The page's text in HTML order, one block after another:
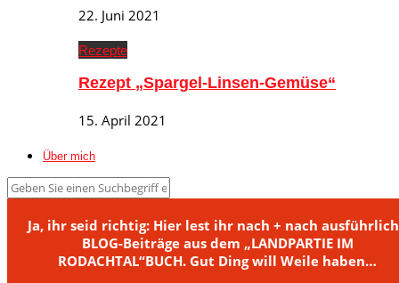
22. Juni 2021
Rezepte
Rezept „Spargel-Linsen-Gemüse“
15. April 2021
Über mich
Ja, ihr seid richtig: Hier lest ihr nach + nach
BLOG-Beiträge aus dem „LANDPARTIE IM
RODACHTAL“BUCH. Gut Ding will Weile haben…